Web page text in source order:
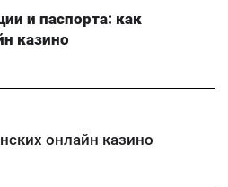
и паспорта: как
казино
онлайн казино